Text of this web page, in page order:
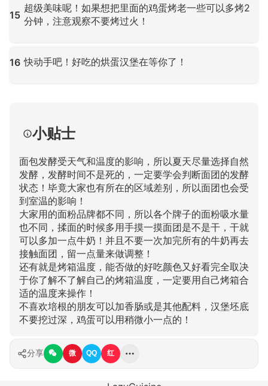
15
超级美味呢！如果想把里面的鸡蛋烤老一些可以多烤2
分钟，注意观察不要烤过火！
16 快动手吧！好吃的烘蛋汉堡在等你了！
小贴士
面包发酵受天气和温度的影响，所以夏天尽量选择自然
发酵，发酵时间不是死的，一定要学会判断面团的发酵
状态！毕竟大家也有所在的区域差别，所以面团也会受
到室温的影响！
大家用的面粉品牌都不同，所以各个牌子的面粉吸水量
也不同，揉面的时候多用手摸一摸面团是不是干，干就
可以多加一点牛奶！并且不要一次加完所有的牛奶再去
接触面团，留一点量来做调整！
还有就是烤箱温度，能否做的好吃颜色又好看完全取决
于你了解不了解自己的烤箱温度，一定要用自己烤箱合
适的温度来操作！
不喜欢培根的朋友可以加香肠或是其他配料，汉堡坯底
不要挖过深，鸡蛋可以用稍微小一点的！
分享 微 QQ 红